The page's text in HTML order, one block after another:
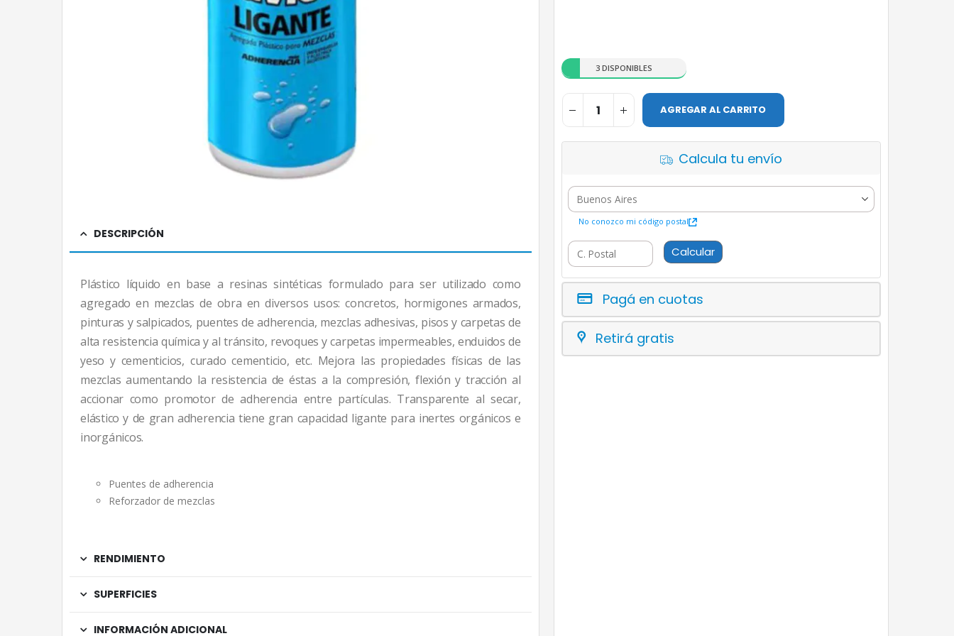
DESCRIPCIÓN
Plástico líquido en base a resinas sintéticas formulado para ser utilizado como
agregado en mezclas de obra en diversos usos: concretos, hormigones armados,
pinturas y salpicados, puentes de adherencia, mezclas adhesivas, pisos y carpetas de
alta resistencia química y al tránsito, revoques y carpetas impermeables, enduidos de
yeso y cementicios, curado cementicio, etc. Mejora las propiedades físicas de las
mezclas aumentando la resistencia de éstas a la compresión, flexión y tracción al
accionar como promotor de adherencia entre partículas. Transparente al secar,
elástico y de gran adherencia tiene gran capacidad ligante para inertes orgánicos e
inorgánicos.
Puentes de adherencia
Reforzador de mezclas
RENDIMIENTO
SUPERFICIES
INFORMACIÓN ADICIONAL
3 DISPONIBLES
AGREGAR AL CARRITO
Calcula tu envío
No conozco mi código postal
Calcular
Pagá en cuotas
Retirá gratis